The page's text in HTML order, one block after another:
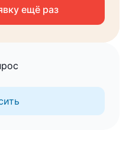
ещё раз